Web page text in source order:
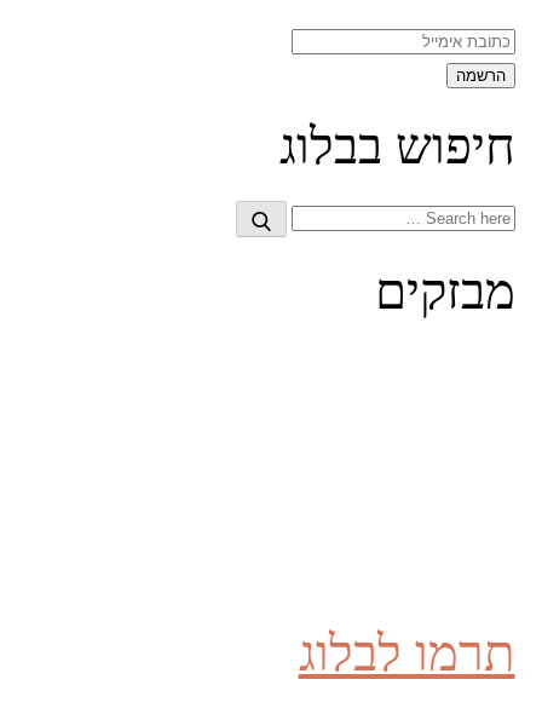
חיפוש בבלוג
Search
Search
מבזקים
תרמו לבלוג